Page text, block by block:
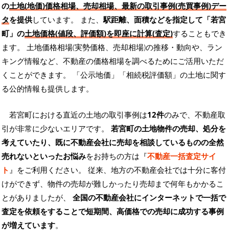
の土地(地価)価格相場、売却相場、最新の取引事例(売買事例)デー
タを提供しています。 また、駅距離、面積などを指定して「若宮
町」の土地価格(値段、評価額)を即座に計算(査定)することもでき
ます。 土地価格相場(実勢価格、売却相場)の推移・動向や、ラン
キング情報など、不動産の価格相場を調べるためにご活用いただ
くことができます。
「公示地価」「相続税評価額」の土地に関す
る公的情報も提供します。
若宮町における直近の土地の取引事例は12件のみで、不動産取
引が非常に少ないエリアです。 若宮町の土地物件の売却、処分を
考えていたり、既に不動産会社に売却を相談しているものの全然
売れないといったお悩みをお持ちの方は『不動産一括査定サイ
ト 』をご利用ください。 従来、地方の不動産会社では十分に客付
けができず、物件の売却が難しかったり売却まで何年もかかるこ
とがありましたが、 全国の不動産会社にインターネットで一括で
査定を依頼をすることで短期間、高価格での売却に成功する事例
が増えています。